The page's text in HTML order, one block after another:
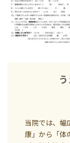
当院では、幅
康」から「体